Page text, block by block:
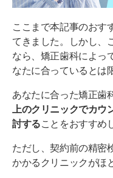
ここまで本記事のおす
てきました。しかし、
なら、矯正歯科によっ
なたに合っているとは
あなたに合った矯正歯
上のクリニックでカ
討することをおすすめ
ただし、契約前の精密
かかるクリニックがほ